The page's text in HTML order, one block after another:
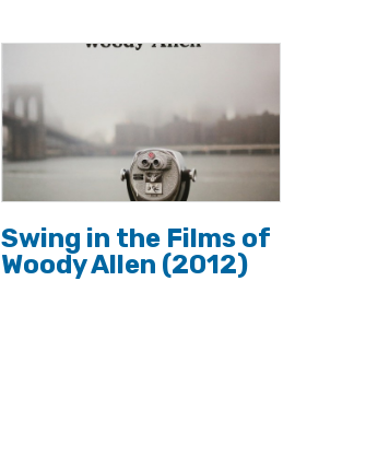
Swing in the Films of
Woody Allen (2012)